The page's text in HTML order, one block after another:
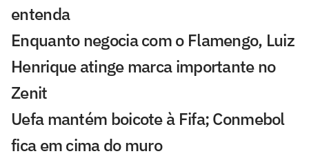
entenda
Enquanto negocia com o Flamengo, Luiz
Henrique atinge marca importante no
Zenit
Uefa mantém boicote à Fifa; Conmebol
fica em cima do muro